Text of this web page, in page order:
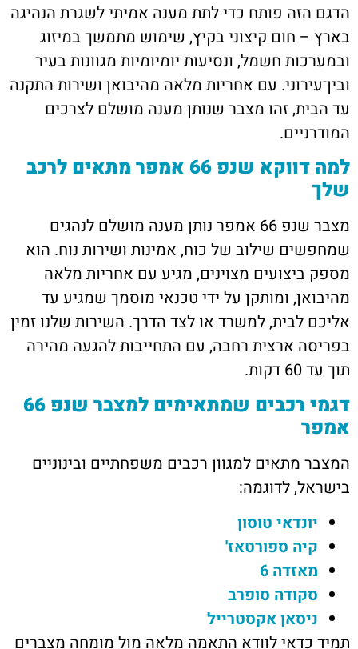
הדגם הזה פותח כדי לתת מענה אמיתי לשגרת הנהיגה
בארץ – חום קיצוני בקיץ, שימוש מתמשך במיזוג
ובמערכות חשמל, ונסיעות יומיומיות מגוונות בעיר
ובין־עירוני. עם אחריות מלאה מהיבואן ושירות התקנה
עד הבית, זהו מצבר שנותן מענה מושלם לצרכים
המודרניים.
למה דווקא שנפ 66 אמפר מתאים לרכב
שלך
מצבר שנפ 66 אמפר נותן מענה מושלם לנהגים
שמחפשים שילוב של כוח, אמינות ושירות נוח. הוא
מספק ביצועים מצוינים, מגיע עם אחריות מלאה
מהיבואן, ומותקן על ידי טכנאי מוסמך שמגיע עד
אליכם לבית, למשרד או לצד הדרך. השירות שלנו זמין
בפריסה ארצית רחבה, עם התחייבות להגעה מהירה
תוך עד 60 דקות.
דגמי רכבים שמתאימים למצבר שנפ 66
אמפר
המצבר מתאים למגוון רכבים משפחתיים ובינוניים
בישראל, לדוגמה:
יונדאי טוסון
קיה ספורטאז'
מאזדה 6
סקודה סופרב
ניסאן אקסטרייל
תמיד כדאי לוודא התאמה מלאה מול מומחה מצברים